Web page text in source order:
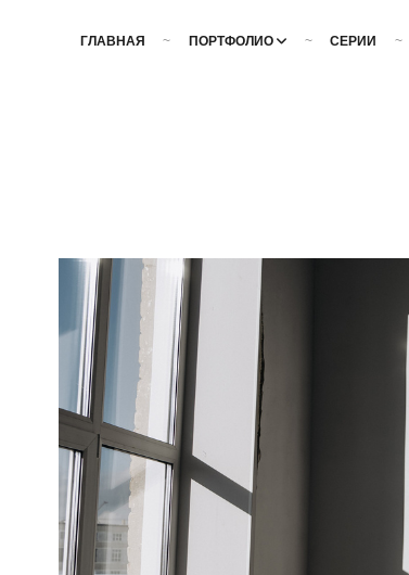
ГЛАВНАЯ ПОРТФОЛИО СЕРИИ